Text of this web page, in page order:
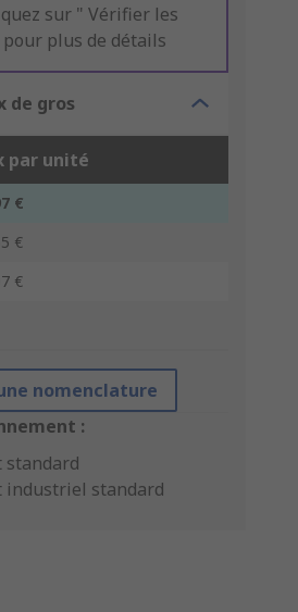
sur " Vérifier les
plus de détails
de gros
par unité
€
€
€
nomenclature
:
standard
industriel standard